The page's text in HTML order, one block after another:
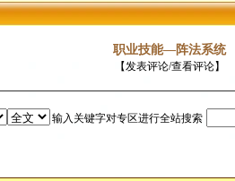
职业技能―阵法系统
【发表评论/查看评论】
输入关键字对专区进行全站搜索